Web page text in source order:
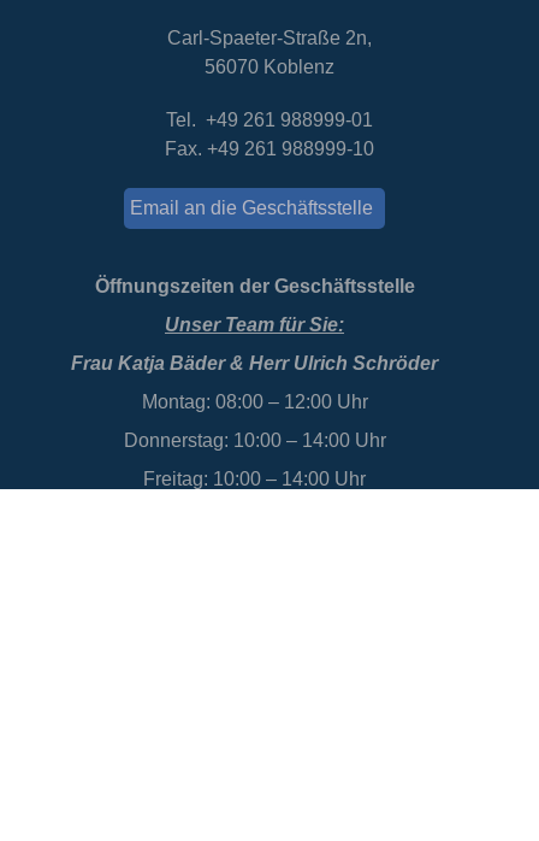
Carl-Spaeter-Straße 2n,
56070 Koblenz
Tel. +49 261 988999-01
Fax. +49 261 988999-10
Email an die Geschäftsstelle
Öffnungszeiten der Geschäftsstelle
Unser Team für Sie:
Frau Katja Bäder & Herr Ulrich Schröder
Montag: 08:00 – 12:00 Uhr
Donnerstag: 10:00 – 14:00 Uhr
Freitag: 10:00 – 14:00 Uhr